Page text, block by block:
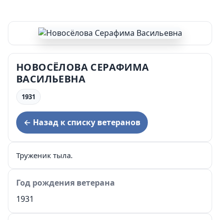
НОВОСЁЛОВА СЕРАФИМА
ВАСИЛЬЕВНА
1931
← Назад к списку ветеранов
Труженик тыла.
Год рождения ветерана
1931